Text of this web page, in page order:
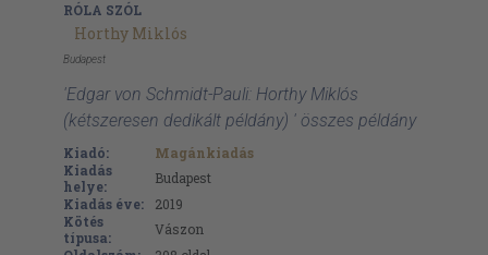
RÓLA SZÓL
Horthy Miklós
Budapest
'Edgar von Schmidt-Pauli: Horthy Miklós
(kétszeresen dedikált példány) ' összes példány
Kiadó:
Magánkiadás
Kiadás
helye:
Budapest
Kiadás éve:
2019
Kötés
típusa:
Vászon